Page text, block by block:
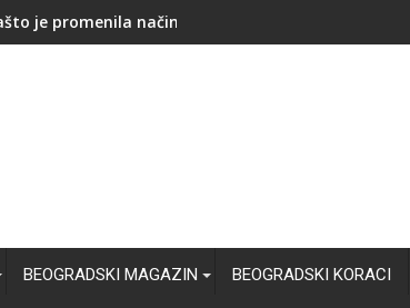
ista: Objavljene nove cene goriva
BEOGRADSKI MAGAZIN BEOGRADSKI KORACI